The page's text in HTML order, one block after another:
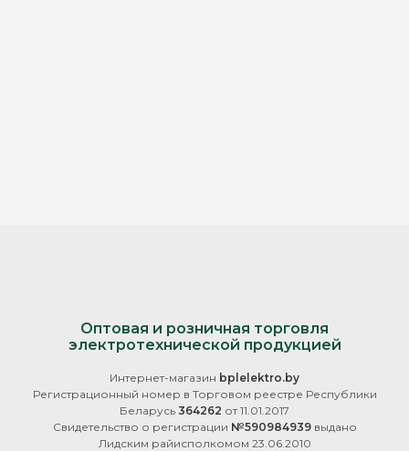
Оптовая и розничная торговля
электротехнической продукцией
Интернет-магазин bplelektro.by
Регистрационный номер в Торговом реестре Республики
Беларусь 364262 от 11.01.2017
Свидетельство о регистрации №590984939выдано
Лидским райисполкомом 23.06.2010